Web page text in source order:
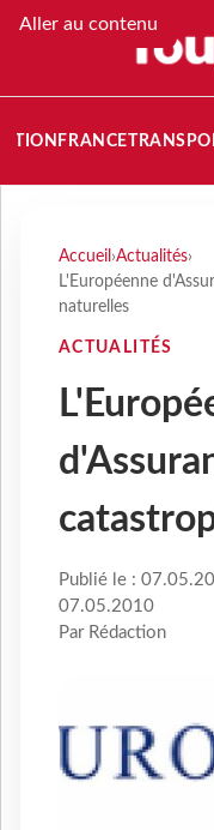
Aller au contenu
FRANCE
Accueil ›Actualités›
L'Européenne
naturelles
ACTUALITÉS
Publié le :
07.05.2010
Par Rédaction